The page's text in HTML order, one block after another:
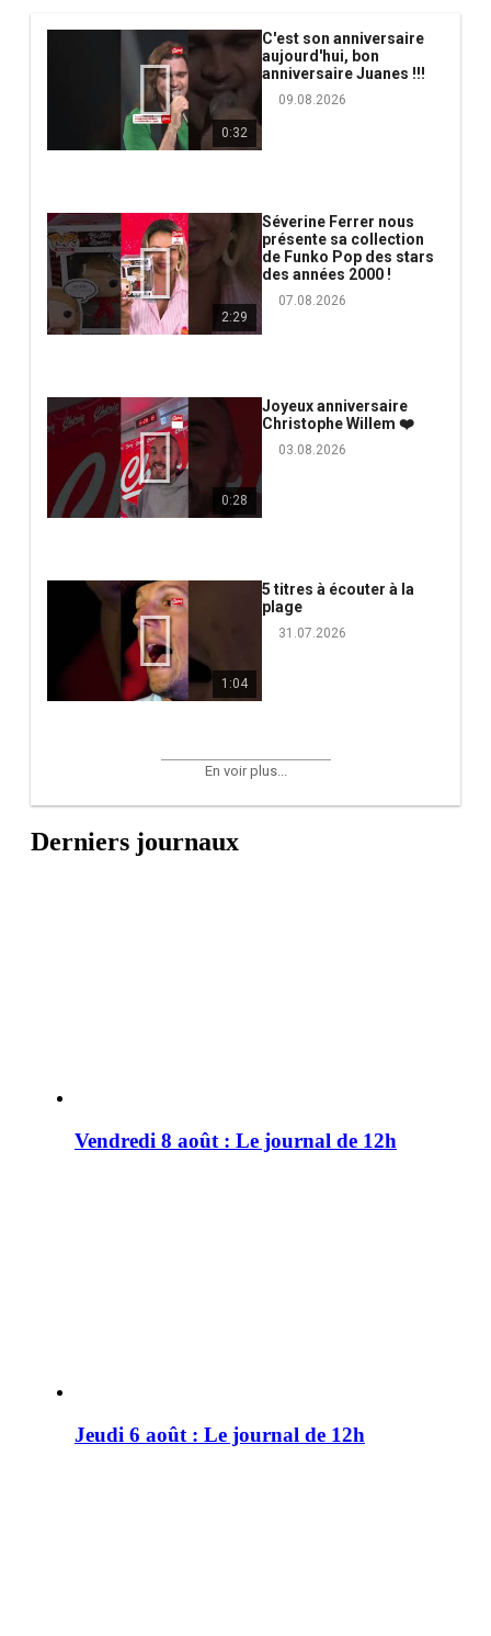
0:32
C'est son anniversaire
aujourd'hui, bon
anniversaire Juanes !!!
09.08.2026
2:29
Séverine Ferrer nous
présente sa collection
de Funko Pop des stars
des années 2000 !
07.08.2026
0:28
Joyeux anniversaire
Christophe Willem ❤️
03.08.2026
1:04
5 titres à écouter à la
plage
31.07.2026
En voir plus...
Derniers journaux
Vendredi 8 août : Le journal de 12h
Jeudi 6 août : Le journal de 12h